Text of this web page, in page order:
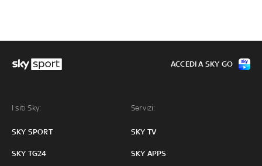
I siti Sky:
SKY SPORT
SKY TG24
Servizi:
SKY TV
SKY APPS
ACCEDI A SKY GO